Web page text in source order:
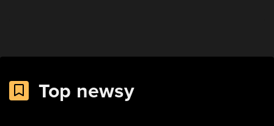
Top newsy